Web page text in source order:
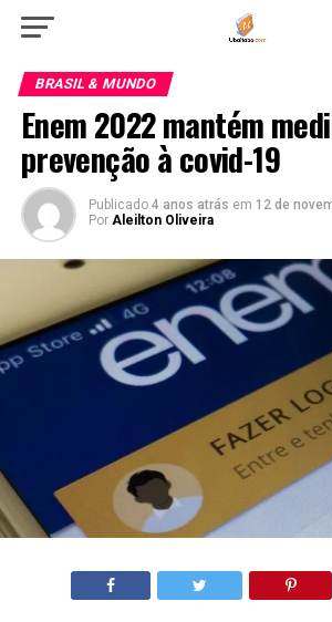
BRASIL & MUNDO
Enem 2022 mantém
prevenção à covid-19
Publicado 4 anos atrás em 12 de
Por Aleilton Oliveira